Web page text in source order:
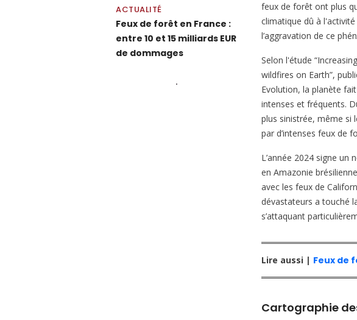
ACTUALITÉ
Feux de forêt en France :
entre 10 et 15 milliards EUR
de dommages
feux de forêt ont plus
climatique dû à
l’aggravation de ce
Selon l'étude
wildfires on Earth”,
Evolution, la planète
intenses et fréquents.
plus sinistrée, même si
par d’intenses feux de
L’année 2024 signe
en Amazonie
avec les feux de
dévastateurs a touché
s’attaquant
Lire aussi | Feux de
Cartographie